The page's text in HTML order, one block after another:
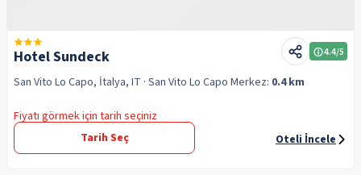
Hotel Sundeck 4.4/5
San Vito Lo Capo, İtalya, IT · San Vito Lo Capo Merkez: 0.4 km
Fiyatı görmek için tarih seçiniz
Tarih Seç
Oteli İncele